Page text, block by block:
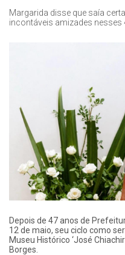
Margarida disse que saía
incontáveis amizades
Depois de 47 anos de
12 de maio, seu ciclo como
Museu Histórico ‘José
Borges.